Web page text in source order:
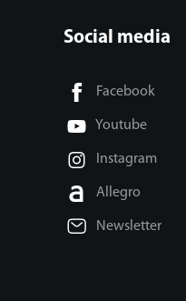
Social media
Facebook
Youtube
Instagram
Allegro
Newsletter